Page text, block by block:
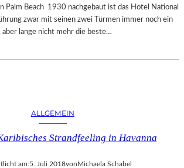
Palm Beach 1930 nachgebaut ist das Hotel National
zwar mit seinen zwei Türmen immer noch ein
aber lange nicht mehr die beste…
ALLGEMEIN
Strandfeeling in Havanna
am:5. Juli 2018vonMichaela Schabel